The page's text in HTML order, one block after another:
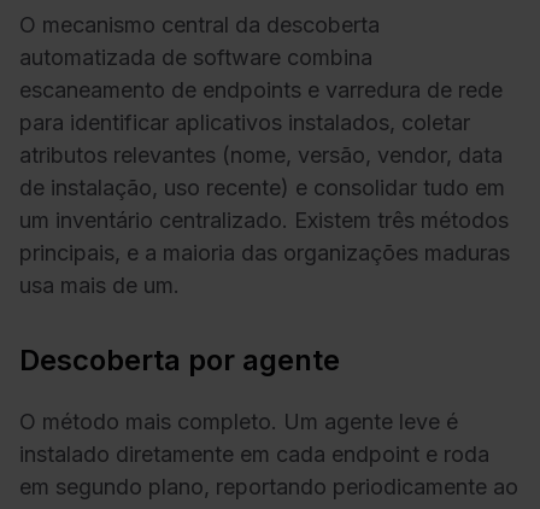
O mecanismo central da descoberta
automatizada de software combina
escaneamento de endpoints e varredura de rede
para identificar aplicativos instalados, coletar
atributos relevantes (nome, versão, vendor, data
de instalação, uso recente) e consolidar tudo em
um inventário centralizado. Existem três métodos
principais, e a maioria das organizações maduras
usa mais de um.
Descoberta por agente
O método mais completo. Um agente leve é
instalado diretamente em cada endpoint e roda
em segundo plano, reportando periodicamente ao